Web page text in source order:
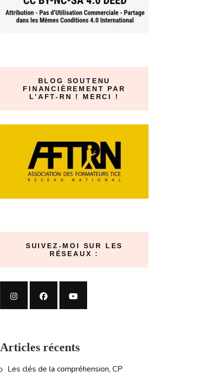
BLOG SOUTENU
FINANCIÈREMENT PAR
L’AFT-RN ! MERCI !
SUIVEZ-MOI SUR LES
RÉSEAUX :
Articles récents
Les clés de la compréhension, CP